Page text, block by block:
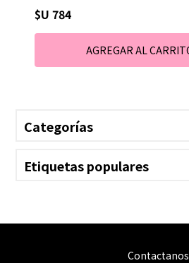
$U 784
Categorías
Etiquetas populares
Contactanos